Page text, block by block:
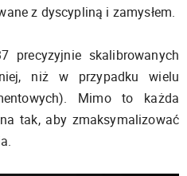
z dyscypliną i zamysłem.
precyzyjnie skalibrowanych
niż w przypadku wielu
Mimo to każda
tak, aby zmaksymalizować